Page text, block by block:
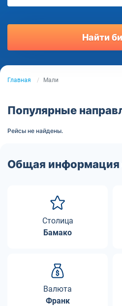
Найти
Главная Мали
Популярные
Рейсы не найдены.
Общая информация
Столица
Бамако
Валюта
Франк